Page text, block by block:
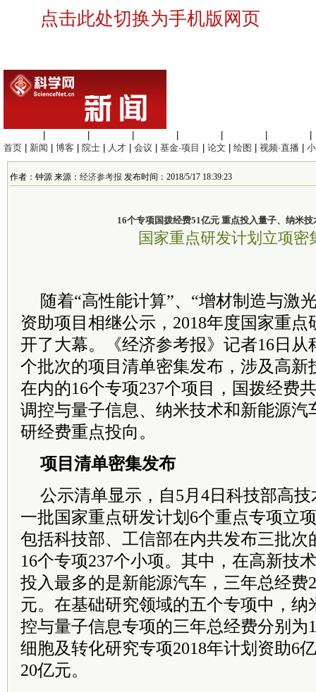
点击此处切换为手机版网页
首页
新闻 博客 院士 人才 会议 基金·项目 论文 绘图 视频·直播
作者：钟源 来源： 经济参考报 发布时间：2018/5/17 18:39:23
16个专项国拨经费51亿元 重点投入量子、纳米
国家重点研发计划立项密
随着“高性能计算”、“增材制造与激
资助项目相继公示，2018年度国家重
开了大幕。《经济参考报》记者16日从
个批次的项目清单密集发布，涉及高新
在内的16个专项237个项目，国拨经费
调控与量子信息、纳米技术和新能源汽
研经费重点投向。
项目清单密集发布
公示清单显示，自5月4日科技部高
一批国家重点研发计划6个重点专项立
包括科技部、工信部在内共发布三批次
16个专项237个小项。其中，在高新技
投入最多的是新能源汽车，三年总经费
元。在基础研究领域的五个专项中，纳
控与量子信息专项的三年总经费分别为
细胞及转化研究专项2018年计划资助6
20亿元。